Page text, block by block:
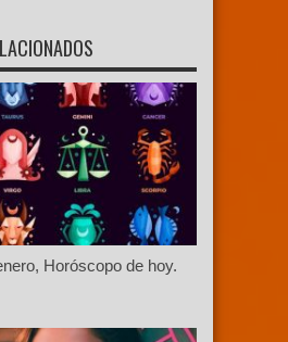
Horóscopo de hoy.